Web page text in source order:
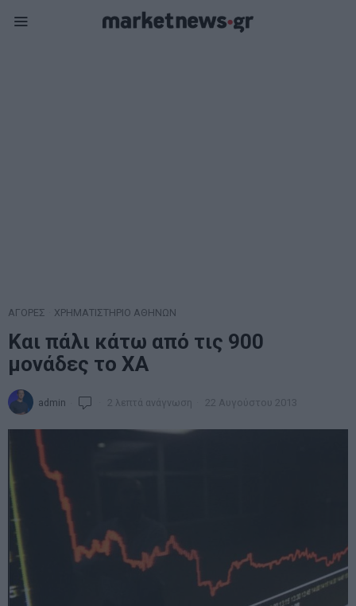
ΑΓΟΡΕΣ ΧΡΗΜΑΤΙΣΤΗΡΙΟ ΑΘΗΝΩΝ
Και πάλι κάτω από τις 900
μονάδες το ΧΑ
admin 2 λεπτά ανάγνωση 22 Αυγούστου 2013